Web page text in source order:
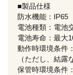
■製品仕様
防水機能：IP65
電池種類：電池
電池寿命：最大
動作時環境条
（ただし、結露
保管時環境条